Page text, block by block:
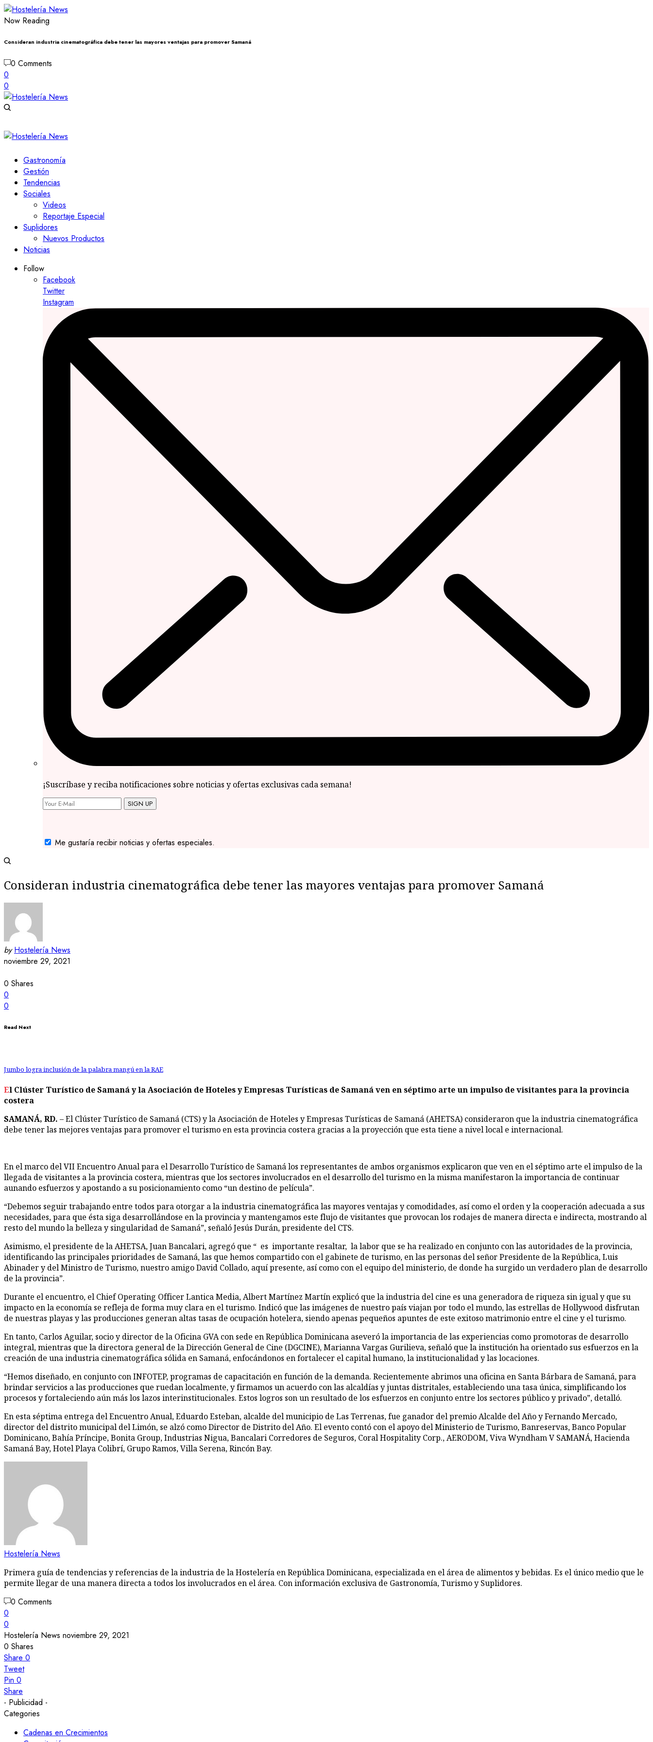
Now Reading
Consideran industria cinematográfica debe tener las mayores ventajas para promover Samaná
0 Comments
0
0
Gastronomía
Gestión
Tendencias
Sociales
Videos
Reportaje Especial
Suplidores
Nuevos Productos
Noticias
Follow
Facebook
Twitter
Instagram
¡Suscríbase y reciba notificaciones sobre noticias y ofertas exclusivas cada semana!
SIGN UP
Me gustaría recibir noticias y ofertas especiales.
Consideran industria cinematográfica debe tener las mayores ventajas para promover Samaná
by Hostelería News
noviembre 29, 2021
0 Shares
0
0
Read Next
Jumbo logra inclusión de la palabra mangú en la RAE
El Clúster Turístico de Samaná y la Asociación de Hoteles y Empresas Turísticas de Samaná ven en séptimo arte un impulso de visitantes para la provincia
costera
SAMANÁ, RD. – El Clúster Turístico de Samaná (CTS) y la Asociación de Hoteles y Empresas Turísticas de Samaná (AHETSA) consideraron que la industria cinematográfica
debe tener las mejores ventajas para promover el turismo en esta provincia costera gracias a la proyección que esta tiene a nivel local e internacional.
En el marco del VII Encuentro Anual para el Desarrollo Turístico de Samaná los representantes de ambos organismos explicaron que ven en el séptimo arte el impulso de la
llegada de visitantes a la provincia costera, mientras que los sectores involucrados en el desarrollo del turismo en la misma manifestaron la importancia de continuar
aunando esfuerzos y apostando a su posicionamiento como “un destino de película”.
“Debemos seguir trabajando entre todos para otorgar a la industria cinematográfica las mayores ventajas y comodidades, así como el orden y la cooperación adecuada a sus
necesidades, para que ésta siga desarrollándose en la provincia y mantengamos este flujo de visitantes que provocan los rodajes de manera directa e indirecta, mostrando al
resto del mundo la belleza y singularidad de Samaná”, señaló Jesús Durán, presidente del CTS.
Asimismo, el presidente de la AHETSA, Juan Bancalari, agregó que “ es importante resaltar, la labor que se ha realizado en conjunto con las autoridades de la provincia,
identificando las principales prioridades de Samaná, las que hemos compartido con el gabinete de turismo, en las personas del señor Presidente de la República, Luis
Abinader y del Ministro de Turismo, nuestro amigo David Collado, aquí presente, así como con el equipo del ministerio, de donde ha surgido un verdadero plan de desarrollo
de la provincia”.
Durante el encuentro, el Chief Operating Officer Lantica Media, Albert Martínez Martín explicó que la industria del cine es una generadora de riqueza sin igual y que su
impacto en la economía se refleja de forma muy clara en el turismo. Indicó que las imágenes de nuestro país viajan por todo el mundo, las estrellas de Hollywood disfrutan
de nuestras playas y las producciones generan altas tasas de ocupación hotelera, siendo apenas pequeños apuntes de este exitoso matrimonio entre el cine y el turismo.
En tanto, Carlos Aguilar, socio y director de la Oficina GVA con sede en República Dominicana aseveró la importancia de las experiencias como promotoras de desarrollo
integral, mientras que la directora general de la Dirección General de Cine (DGCINE), Marianna Vargas Gurilieva, señaló que la institución ha orientado sus esfuerzos en la
creación de una industria cinematográfica sólida en Samaná, enfocándonos en fortalecer el capital humano, la institucionalidad y las locaciones.
“Hemos diseñado, en conjunto con INFOTEP, programas de capacitación en función de la demanda. Recientemente abrimos una oficina en Santa Bárbara de Samaná, para
brindar servicios a las producciones que ruedan localmente, y firmamos un acuerdo con las alcaldías y juntas distritales, estableciendo una tasa única, simplificando los
procesos y fortaleciendo aún más los lazos interinstitucionales. Estos logros son un resultado de los esfuerzos en conjunto entre los sectores público y privado”, detalló.
En esta séptima entrega del Encuentro Anual, Eduardo Esteban, alcalde del municipio de Las Terrenas, fue ganador del premio Alcalde del Año y Fernando Mercado,
director del distrito municipal del Limón, se alzó como Director de Distrito del Año. El evento contó con el apoyo del Ministerio de Turismo, Banreservas, Banco Popular
Dominicano, Bahía Príncipe, Bonita Group, Industrias Nigua, Bancalari Corredores de Seguros, Coral Hospitality Corp., AERODOM, Viva Wyndham V SAMANÁ, Hacienda
Samaná Bay, Hotel Playa Colibrí, Grupo Ramos, Villa Serena, Rincón Bay.
Hostelería News
Primera guía de tendencias y referencias de la industria de la Hostelería en República Dominicana, especializada en el área de alimentos y bebidas. Es el único medio que le
permite llegar de una manera directa a todos los involucrados en el área. Con información exclusiva de Gastronomía, Turismo y Suplidores.
0 Comments
0
0
Hostelería News noviembre 29, 2021
0 Shares
Share 0
Tweet
Pin 0
Share
- Publicidad -
Categories
Cadenas en Crecimientos